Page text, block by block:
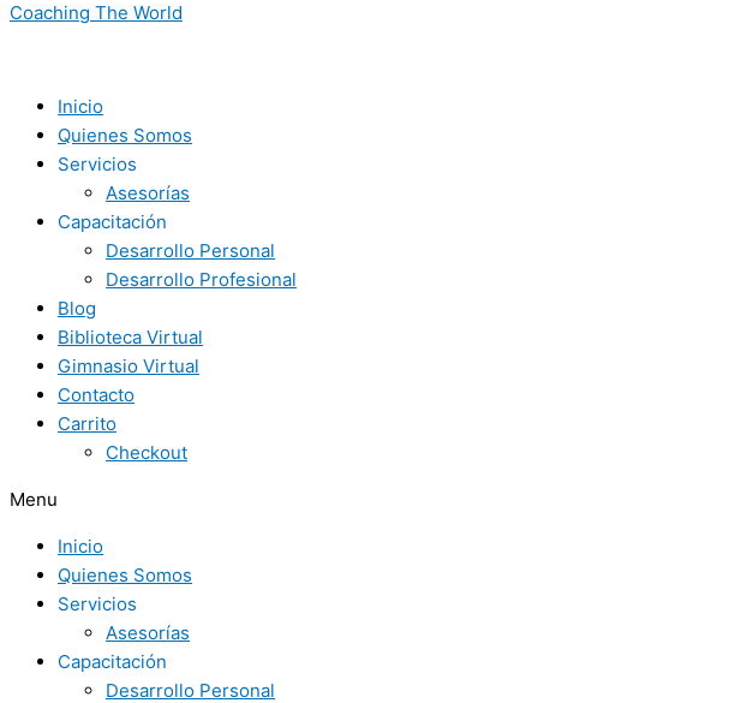
Coaching The World
Inicio
Quienes Somos
Servicios
Asesorías
Capacitación
Desarrollo Personal
Desarrollo Profesional
Blog
Biblioteca Virtual
Gimnasio Virtual
Contacto
Carrito
Checkout
Menu
Inicio
Quienes Somos
Servicios
Asesorías
Capacitación
Desarrollo Personal